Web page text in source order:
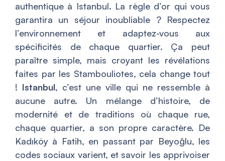
authentique à Istanbul. La règle d’or qui vous
garantira un séjour inoubliable ? Respectez
l’environnement et adaptez-vous aux
spécificités de chaque quartier. Ça peut
paraître simple, mais croyant les révélations
faites par les Stambouliotes, cela change tout
! Istanbul, c’est une ville qui ne ressemble à
aucune autre. Un mélange d’histoire, de
modernité et de traditions où chaque rue,
chaque quartier, a son propre caractère. De
Kadıköy à Fatih, en passant par Beyoğlu, les
codes sociaux varient, et savoir les apprivoiser